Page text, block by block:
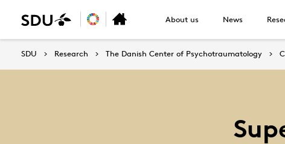
About us News
SDU Research The Danish Center of Psychotraumatology